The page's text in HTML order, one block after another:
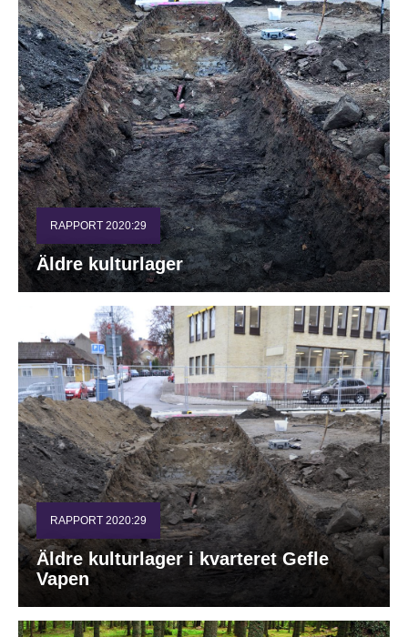
RAPPORT 2020:29
Äldre kulturlager
RAPPORT 2020:29
Äldre kulturlager i kvarteret Gefle
Vapen